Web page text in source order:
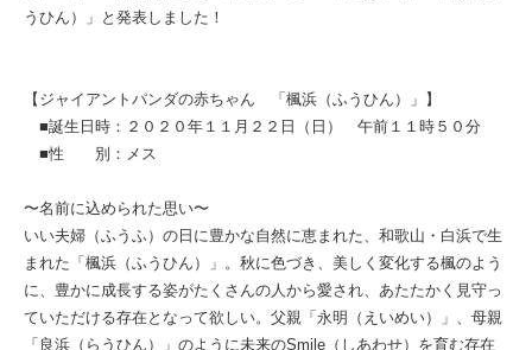
うひん）」と発表しました！
【ジャイアントパンダの赤ちゃん 「楓浜（ふうひん）」】
■誕生日時：２０２０年１１月２２日（日） 午前１１時５０分
■性 別：メス
〜名前に込められた思い〜
いい夫婦（ふうふ）の日に豊かな自然に恵まれた、和歌山・白浜で生
まれた「楓浜（ふうひん）」。秋に色づき、美しく変化する楓のよう
に、豊かに成長する姿がたくさんの人から愛され、あたたかく見守っ
ていただける存在となって欲しい。父親「永明（えいめい）」、母親
「良浜（らうひん）」のように未来のSmile（しあわせ）を育む存在